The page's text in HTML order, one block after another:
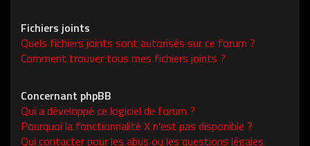
Fichiers joints
Quels fichiers joints sont autorisés sur ce forum ?
Comment trouver tous mes fichiers joints ?
Concernant phpBB
Qui a développé ce logiciel de forum ?
Pourquoi la fonctionnalité X n’est pas disponible ?
Qui contacter pour les abus ou les questions légales